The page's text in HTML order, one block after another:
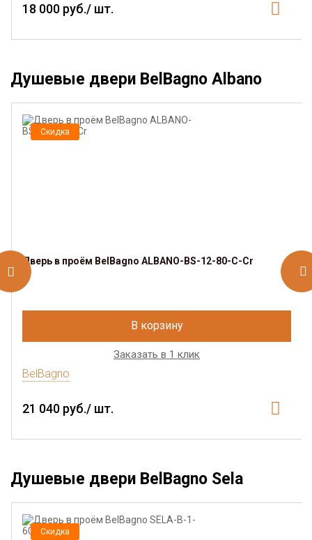
18 000 руб./ шт.
Душевые двери BelBagno Albano
Скидка
Дверь в проём BelBagno ALBANO-BS-12-80-C-Cr
В корзину
Заказать в 1 клик
BelBagno
21 040 руб./ шт.
Душевые двери BelBagno Sela
Скидка